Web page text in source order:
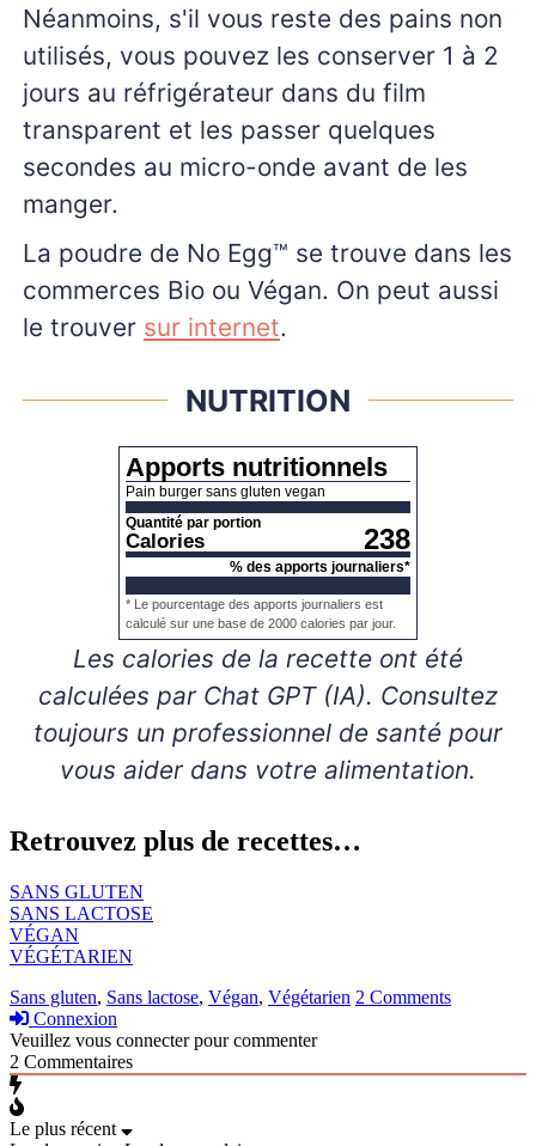
Néanmoins, s'il vous reste des pains non
utilisés, vous pouvez les conserver 1 à 2
jours au réfrigérateur dans du film
transparent et les passer quelques
secondes au micro-onde avant de les
manger.
La poudre de No Egg™ se trouve dans les
commerces Bio ou Végan. On peut aussi
le trouver sur internet.
NUTRITION
Apports nutritionnels
Pain burger sans gluten vegan
Quantité par portion
Calories 238
% des apports journaliers*
* Le pourcentage des apports journaliers est
calculé sur une base de 2000 calories par jour.
Les calories de la recette ont été
calculées par Chat GPT (IA). Consultez
toujours un professionnel de santé pour
vous aider dans votre alimentation.
Retrouvez plus de recettes…
SANS GLUTEN
SANS LACTOSE
VÉGAN
VÉGÉTARIEN
Sans gluten, Sans lactose, Végan, Végétarien 2 Comments
Connexion
Veuillez vous connecter pour commenter
2 Commentaires
Le plus récent